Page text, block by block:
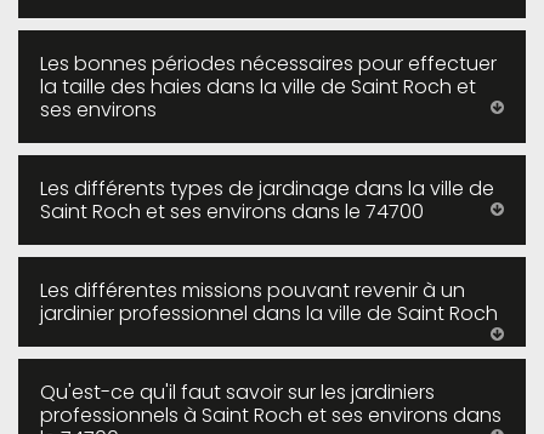
Les bonnes périodes nécessaires pour effectuer
la taille des haies dans la ville de Saint Roch et
ses environs
Les différents types de jardinage dans la ville de
Saint Roch et ses environs dans le 74700
Les différentes missions pouvant revenir à un
jardinier professionnel dans la ville de Saint Roch
Qu'est-ce qu'il faut savoir sur les jardiniers
professionnels à Saint Roch et ses environs dans